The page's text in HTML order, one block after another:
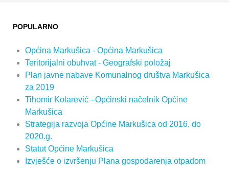
POPULARNO
Općina Markušica - Općina Markušica
Teritorijalni obuhvat - Geografski položaj
Plan javne nabave Komunalnog društva Markušica
za 2019
Tihomir Kolarević –Općinski načelnik Općine
Markušica
Strategija razvoja Općine Markušica od 2016. do
2020.g.
Statut Općine Markušica
Izvješće o izvršenju Plana gospodarenja otpadom